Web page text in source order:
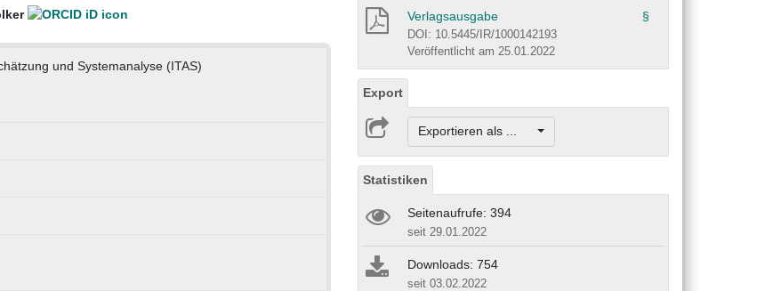
und Systemanalyse (ITAS)
Verlagsausgabe §
DOI: 10.5445/IR/1000142193
Veröffentlicht am 25.01.2022
Export
Exportieren als ...
Statistiken
Seitenaufrufe: 394
seit 29.01.2022
Downloads: 754
seit 03.02.2022